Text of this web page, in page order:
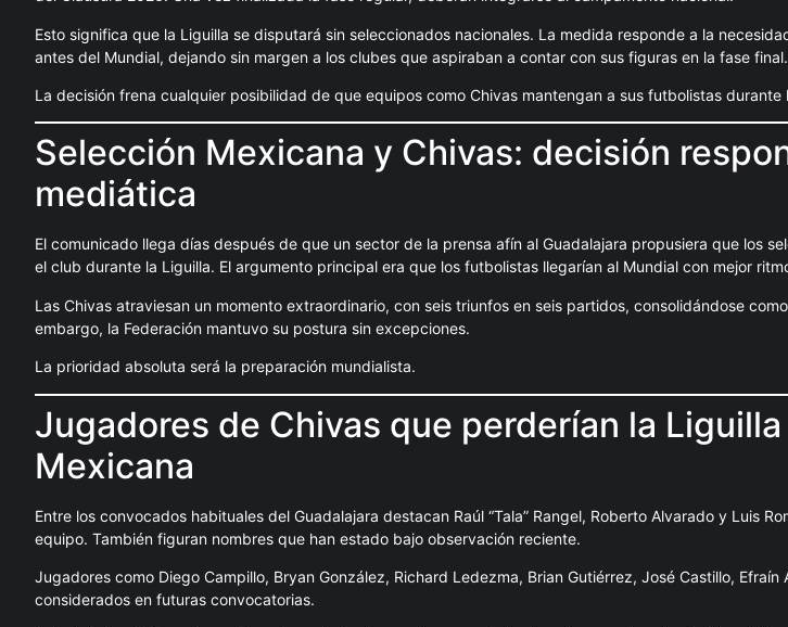
Esto significa que la Liguilla se disputará sin seleccionados nacionales. La medida responde a la
antes del Mundial, dejando sin margen a los clubes que aspiraban a contar con sus figuras en la fase final.
La decisión frena cualquier posibilidad de que equipos como Chivas mantengan a sus futbolistas durante
Selección Mexicana y Chivas: decisión
mediática
El comunicado llega días después de que un sector de la prensa afín al Guadalajara propusiera que los
el club durante la Liguilla. El argumento principal era que los futbolistas llegarían al Mundial con mejor
Las Chivas atraviesan un momento extraordinario, con seis triunfos en seis partidos, consolidándose
embargo, la Federación mantuvo su postura sin excepciones.
La prioridad absoluta será la preparación mundialista.
Jugadores de Chivas que perderían la
Mexicana
Entre los convocados habituales del Guadalajara destacan Raúl “Tala” Rangel, Roberto Alvarado y Luis
equipo. También figuran nombres que han estado bajo observación reciente.
Jugadores como Diego Campillo, Bryan González, Richard Ledezma, Brian Gutiérrez, José Castillo,
considerados en futuras convocatorias.